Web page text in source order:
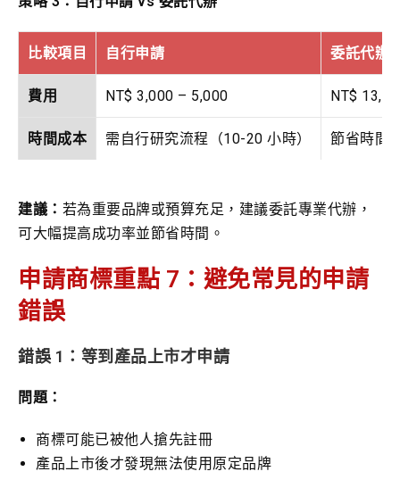
比較項目 自行申請 委託代辦
費用 NT$ 3,000 – 5,000 NT$
時間成本 需自行研究流程（10-20 小時） 節省時間
後續服務 需自行處理審查意見
適合對象 預算有限、時間充裕 重視效率
建議： 若為重要品牌或預算充足，建議委託專業代辦，
可大幅提高成功率並節省時間。
申請商標重點 7：避免常見的申請
錯誤
錯誤 1：等到產品上市才申請
問題：
商標可能已被他人搶先註冊
產品上市後才發現無法使用原定品牌